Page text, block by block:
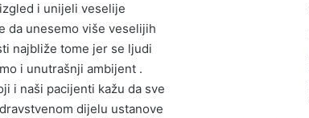
i unijeli veselije
da unesemo više veselijih
najbliže tome jer se ljudi
i unutrašnji ambijent .
i naši pacijenti kažu da sve
dijelu ustanove